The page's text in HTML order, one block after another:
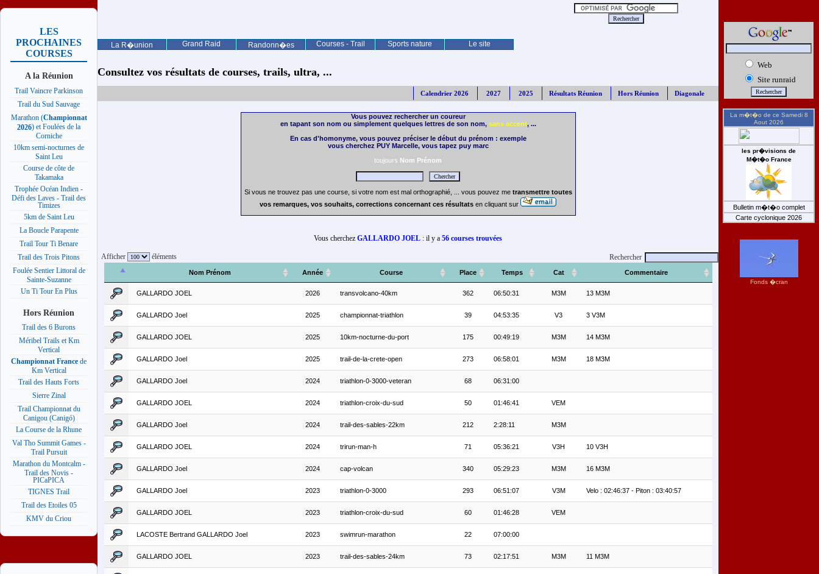
La R�union Grand Raid Randonn�es Courses - Trail Sports nature Le site
LES
PROCHAINES
COURSES
A la Réunion
Trail Vaincre Parkinson
Trail du Sud Sauvage
Marathon (Championnat
2026) et Foulées de la
Corniche
10km semi-nocturnes de
Saint Leu
Course de côte de
Takamaka
Trophée Océan Indien -
Défi des Laves - Trail des
Timizes
5km de Saint Leu
La Boucle Parapente
Trail Tour Ti Benare
Trail des Trois Pitons
Foulée Sentier Littoral de
Sainte-Suzanne
Un Ti Tour En Plus
Hors Réunion
Trail des 6 Burons
Méribel Trails et Km
Vertical
Championnat France de
Km Vertical
Trail des Hauts Forts
Sierre Zinal
Trail Championnat du
Canigou (Canigó)
La Course de la Rhune
Val Tho Summit Games -
Trail Pursuit
Marathon du Montcalm -
Trail des Novis -
PICaPICA
TIGNES Trail
Trail des Etoiles 05
KMV du Criou
Consultez vos résultats de courses, trails, ultra, ...
Calendrier 2026 2027 2025 Résultats Réunion Hors Réunion Diagonale
Vous pouvez rechercher un coureur
en tapant son nom ou simplement quelques lettres de son nom, sans accent, ...
En cas d'homonyme, vous pouvez préciser le début du prénom : exemple
vous cherchez PUY Marcelle, vous tapez puy marc
toujours Nom Prénom
Si vous ne trouvez pas une course, si votre nom est mal orthographié, ... vous pouvez me transmettre toutes
vos remarques, vos souhaits, corrections concernant ces résultats en cliquant sur
Vous cherchez GALLARDO JOEL : il y a 56 courses trouvées
Afficher éléments Rechercher
Nom Prénom Année Course Place Temps Cat Commentaire
GALLARDO JOEL 2026 transvolcano-40km 362 06:50:31 M3M 13 M3M
GALLARDO Joel 2025 championnat-triathlon 39 04:53:35 V3 3 V3M
GALLARDO JOEL 2025 10km-nocturne-du-port 175 00:49:19 M3M 14 M3M
GALLARDO Joel 2025 trail-de-la-crete-open 273 06:58:01 M3M 18 M3M
GALLARDO Joel 2024 triathlon-0-3000-veteran 68 06:31:00
GALLARDO JOEL 2024 triathlon-croix-du-sud 50 01:46:41 VEM
GALLARDO Joel 2024 trail-des-sables-22km 212 2:28:11 M3M
GALLARDO JOEL 2024 trirun-man-h 71 05:36:21 V3H 10 V3H
GALLARDO Joel 2024 cap-volcan 340 05:29:23 M3M 16 M3M
GALLARDO Joel 2023 triathlon-0-3000 293 06:51:07 V3M Velo : 02:46:37 - Piton : 03:40:57
GALLARDO JOEL 2023 triathlon-croix-du-sud 60 01:46:28 VEM
LACOSTE Bertrand GALLARDO Joel 2023 swimrun-marathon 22 07:00:00
GALLARDO JOEL 2023 trail-des-sables-24km 73 02:17:51 M3M 11 M3M
Web
Site runraid
La m�t�o de ce Samedi 8
Aout 2026
les pr�visions de
M�t�o France
Bulletin m�t�o complet
Carte cyclonique 2026
Fonds �cran